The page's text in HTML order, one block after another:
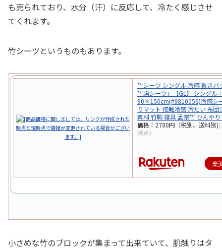
も売られており、水分（汗）に反応して、冷たく感じさせ
てくれます。
竹シーツというものもあります。
竹シーツ シングル 冷感 敷きパ
竹駒シーツ」【GL】 シングル
90×150cm(#9810056)冷感シ
りマット 接触冷感 冷たい 布団
素材 竹駒 寝具 孟宗竹 ひんや
価格：2780円（税別、送料別)
時点)
楽
小さめな竹のブロックが集まって出来ていて、肌触りはタ